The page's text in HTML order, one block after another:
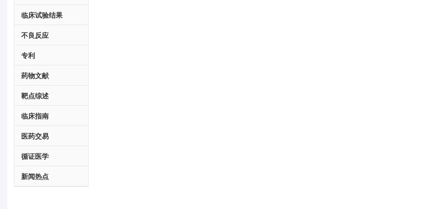
临床试验结果
不良反应
专利
药物文献
靶点综述
临床指南
医药交易
循证医学
新闻热点